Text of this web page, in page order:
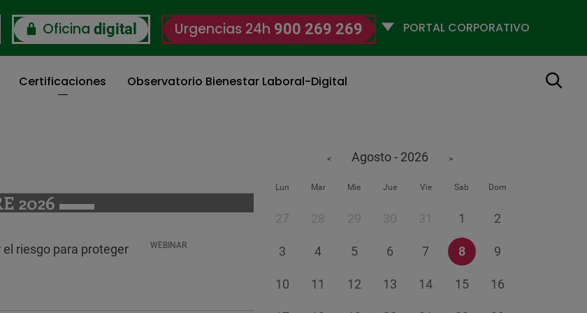
Oficina digital Urgencias 24h 900 269 269
Selecciona
Certificaciones Observatorio Bienestar Laboral-Digital Buscar
2026
riesgo para proteger
WEBINAR
< Agosto - 2026 >
Lun Mar Mie Jue Vie Sab Dom
27 28 29 30 31 1 2
3 4 5 6 7 8 9
10 11 12 13 14 15 16